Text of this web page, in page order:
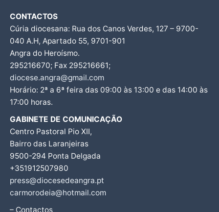
CONTACTOS
Cúria diocesana: Rua dos Canos Verdes, 127 – 9700-
040 A.H, Apartado 55, 9701-901
Angra do Heroísmo.
295216670; Fax 295216661;
diocese.angra@gmail.com
Horário: 2ª a 6ª feira das 09:00 às 13:00 e das 14:00 às
17:00 horas.
GABINETE DE COMUNICAÇÃO
Centro Pastoral Pio XII,
Bairro das Laranjeiras
9500-294 Ponta Delgada
+351912507980
press@diocesedeangra.pt
carmorodeia@hotmail.com
– Contactos